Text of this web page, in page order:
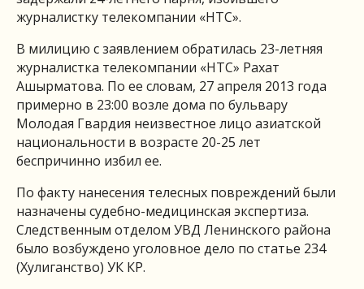
журналистку телекомпании «НТС».
В милицию с заявлением обратилась 23-летняя
журналистка телекомпании «НТС» Рахат
Ашырматова. По ее словам, 27 апреля 2013 года
примерно в 23:00 возле дома по бульвару
Молодая Гвардия неизвестное лицо азиатской
национальности в возрасте 20-25 лет
беспричинно избил ее.
По факту нанесения телесных повреждений были
назначены судебно-медицинская экспертиза.
Следственным отделом УВД Ленинского района
было возбуждено уголовное дело по статье 234
(Хулиганство) УК КР.